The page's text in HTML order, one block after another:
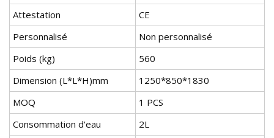
Attestation
CE
Personnalisé
Non personnalisé
Poids (kg)
560
Dimension (L*L*H)mm
1250*850*1830
MOQ
1 PCS
Consommation d'eau
2L